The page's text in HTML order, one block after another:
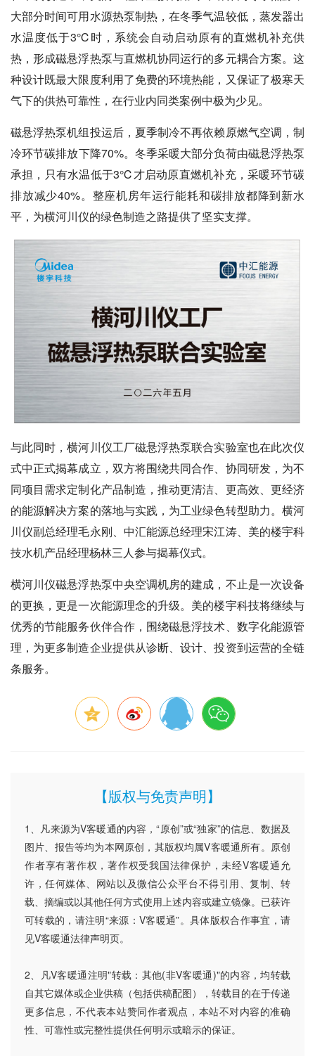
大部分时间可用水源热泵制热，在冬季气温较低，蒸发器出
水温度低于3℃时，系统会自动启动原有的直燃机补充供
热，形成磁悬浮热泵与直燃机协同运行的多元耦合方案。这
种设计既最大限度利用了免费的环境热能，又保证了极寒天
气下的供热可靠性，在行业内同类案例中极为少见。
磁悬浮热泵机组投运后，夏季制冷不再依赖原燃气空调，制
冷环节碳排放下降70%。冬季采暖大部分负荷由磁悬浮热泵
承担，只有水温低于3℃才启动原直燃机补充，采暖环节碳
排放减少40%。整座机房年运行能耗和碳排放都降到新水
平，为横河川仪的绿色制造之路提供了坚实支撑。
与此同时，横河川仪工厂磁悬浮热泵联合实验室也在此次仪
式中正式揭幕成立，双方将围绕共同合作、协同研发，为不
同项目需求定制化产品制造，推动更清洁、更高效、更经济
的能源解决方案的落地与实践，为工业绿色转型助力。横河
川仪副总经理毛永刚、中汇能源总经理宋江涛、美的楼宇科
技水机产品经理杨林三人参与揭幕仪式。
横河川仪磁悬浮热泵中央空调机房的建成，不止是一次设备
的更换，更是一次能源理念的升级。美的楼宇科技将继续与
优秀的节能服务伙伴合作，围绕磁悬浮技术、数字化能源管
理，为更多制造企业提供从诊断、设计、投资到运营的全链
条服务。
【版权与免责声明】
1、凡来源为V客暖通的内容，“原创”或“独家”的信息、数据及
图片、报告等均为本网原创，其版权均属V客暖通所有。原创
作者享有著作权，著作权受我国法律保护，未经V客暖通允
许，任何媒体、网站以及微信公众平台不得引用、复制、转
载、摘编或以其他任何方式使用上述内容或建立镜像。已获许
可转载的，请注明“来源：V客暖通”。具体版权合作事宜，请
见V客暖通法律声明页。
2、凡V客暖通注明"转载：其他(非V客暖通)"的内容，均转载
自其它媒体或企业供稿（包括供稿配图），转载目的在于传递
更多信息，不代表本站赞同作者观点，本站不对内容的准确
性、可靠性或完整性提供任何明示或暗示的保证。